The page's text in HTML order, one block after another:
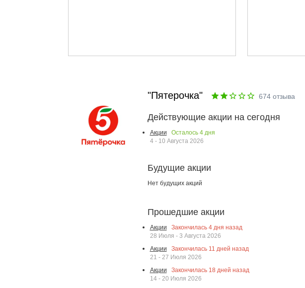
"Пятерочка" 674отзыва
Действующие акции на сегодня
Акции Осталось 4дня
4 - 10 Августа 2026
Будущие акции
Нет будущих акций
Прошедшие акции
Акции Закончилась 4дня назад
28 Июля - 3 Августа 2026
Акции
Закончилась 11 дней назад
21 - 27 Июля 2026
Акции
Закончилась 18 дней назад
14 - 20 Июля 2026